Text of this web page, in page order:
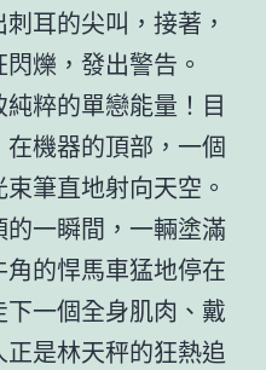
耳的尖叫，接著，
爍，發出警告。
純粹的單戀能量！目
機器的頂部，一個
筆直地射向天空。
一瞬間，一輛塗滿
的悍馬車猛地停在
一個全身肌肉、戴
是林天秤的狂熱追